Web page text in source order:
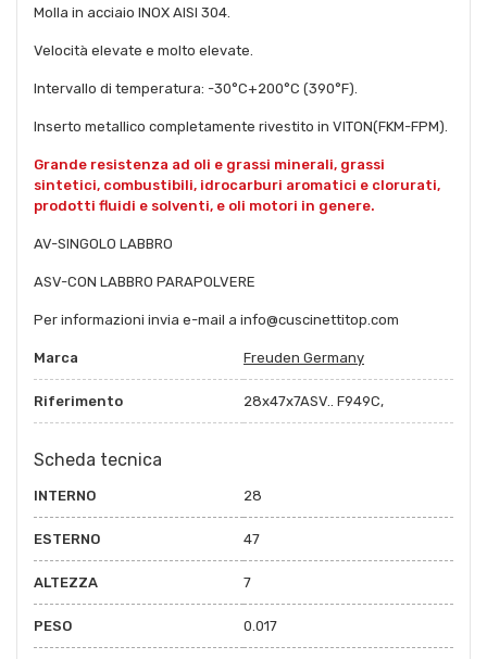
Molla in acciaio INOX AISI 304.
Velocità elevate e molto elevate.
Intervallo di temperatura: -30°C+200°C (390°F).
Inserto metallico completamente rivestito in VITON(FKM-FPM).
Grande resistenza ad oli e grassi minerali, grassi
sintetici, combustibili, idrocarburi aromatici e clorurati,
prodotti fluidi e solventi, e oli motori in genere.
AV-SINGOLO LABBRO
ASV-CON LABBRO PARAPOLVERE
Per informazioni invia e-mail a info@cuscinettitop.com
Marca Freuden Germany
Riferimento 28x47x7ASV.. F949C,
Scheda tecnica
INTERNO 28
ESTERNO 47
ALTEZZA 7
PESO 0.017